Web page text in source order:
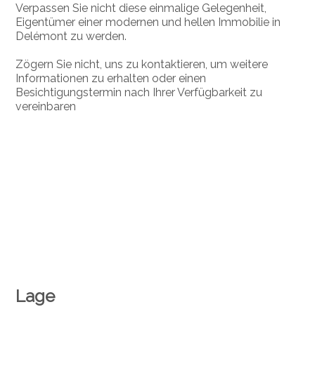
Verpassen Sie nicht diese einmalige Gelegenheit,
Eigentümer einer modernen und hellen Immobilie in
Delémont zu werden.
Zögern Sie nicht, uns zu kontaktieren, um weitere
Informationen zu erhalten oder einen
Besichtigungstermin nach Ihrer Verfügbarkeit zu
vereinbaren
Lage